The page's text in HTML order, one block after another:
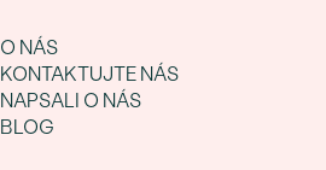
O NÁS
KONTAKTUJTE NÁS
NAPSALI O NÁS
BLOG